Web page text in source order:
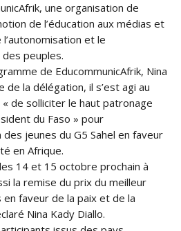
une organisation de
de l’éducation aux médias et
et le
peuples.
de EducommunicAfrik, Nina
la délégation, il s’est agi au
de solliciter le haut patronage
du Faso » pour
des jeunes du G5 Sahel en faveur
en Afrique.
14 et 15 octobre prochain à
la remise du prix du meilleur
faveur de la paix et de la
Nina Kady Diallo.